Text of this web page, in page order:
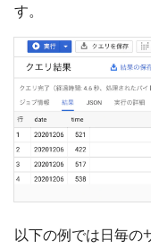
す。
以下の例では日毎の